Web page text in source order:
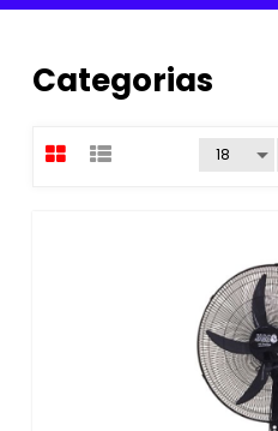
Categorias